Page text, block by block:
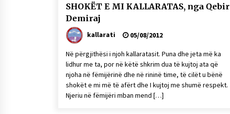
SHOKËT E MI KALLARATAS, nga Qebir
Demiraj
kallarati 05/08/2012
Në përgjithësi i njoh kallaratasit. Puna dhe jeta më ka
lidhur me ta, por në këtë shkrim dua të kujtoj ata që
njoha në fëmijërinë dhe në rininë time, të cilët u bënë
shokët e mi më të afërt dhe I kujtoj me shumë respekt.
Njeriu në fëmijëri mban mend […]